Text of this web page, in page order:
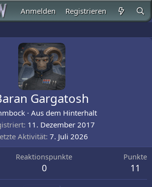
Anmelden Registrieren
Gargatosh
· Aus dem Hinterhalt
11. Dezember 2017
Aktivität 7. Juli 2026
Reaktionspunkte
0
Punkte
11